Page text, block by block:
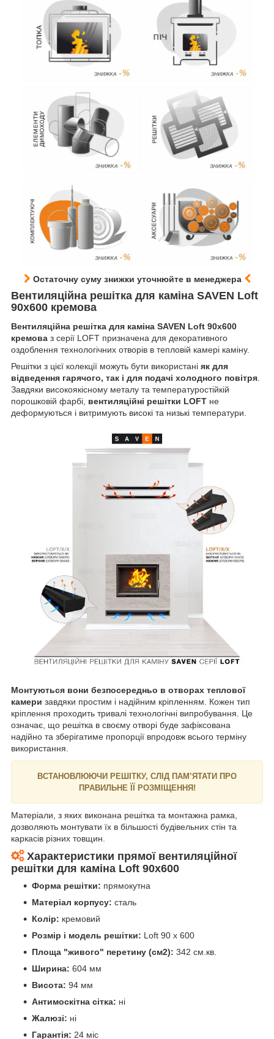
Остаточну суму знижки уточнюйте в менеджера
Вентиляційна решітка для каміна SAVEN Loft
90х600 кремова
Вентиляційна решітка для каміна SAVEN Loft 90х600
кремова з серії LOFT призначена для декоративного
оздоблення технологічних отворів в тепловій камері каміну.
Решітки з цієї колекції можуть бути використані як для
відведення гарячого, так і для подачі холодного повітря
Завдяки високоякісному металу та температуростійкій
порошковій фарбі, вентиляційні решітки LOFT не
деформуються і витримують високі та низькі температури.
Монтуються вони безпосередньо в отворах теплової
камери завдяки простим і надійним кріпленням. Кожен тип
кріплення проходить тривалі технологічні випробування. Це
означає, що решітка в своєму отворі буде зафіксована
надійно та зберігатиме пропорції впродовж всього терміну
використання.
ВСТАНОВЛЮЮЧИ РЕШІТКУ, СЛІД ПАМ’ЯТАТИ ПРО
ПРАВИЛЬНЕ ЇЇ РОЗМІЩЕННЯ!
Матеріали, з яких виконана решітка та монтажна рамка,
дозволяють монтувати їх в більшості будівельних стін та
каркасів різних товщин.
Характеристики прямої вентиляційної
решітки для каміна Loft 90х600
Форма решітки: прямокутна
Матеріал корпусу: сталь
Колір: кремовий
Розмір і модель решітки: Loft 90 х 600
Площа "живого" перетину (см2): 342 см.кв.
Ширина: 604 мм
Висота: 94 мм
Антимоскітна сітка: ні
Жалюзі: ні
Гарантія: 24 міс